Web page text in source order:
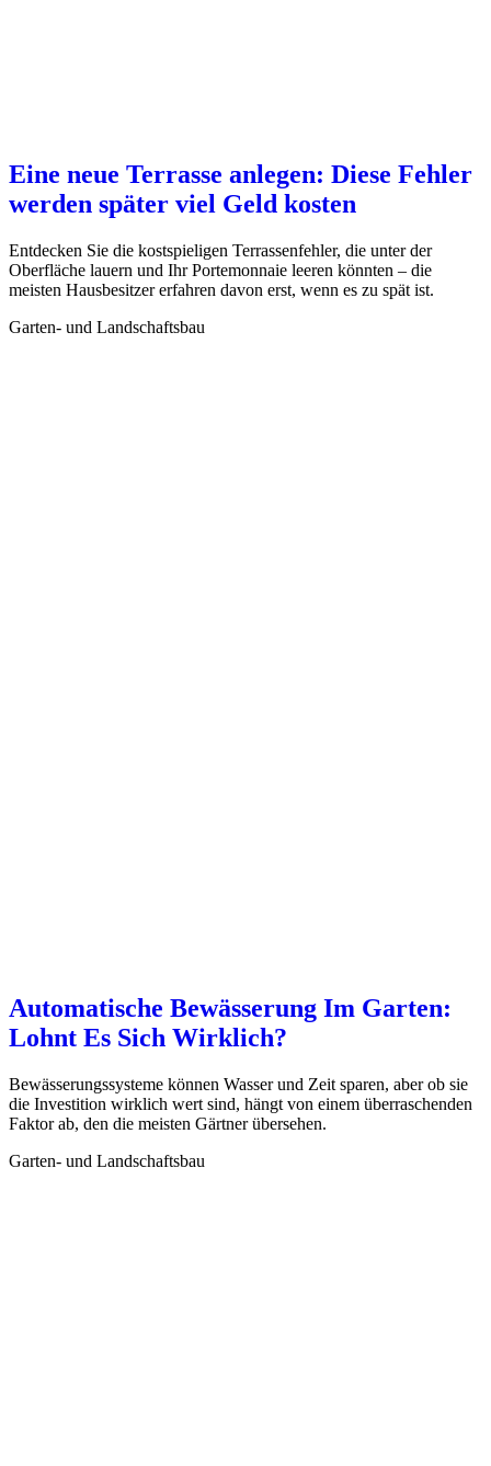
Eine neue Terrasse anlegen: Diese Fehler
werden später viel Geld kosten
Entdecken Sie die kostspieligen Terrassenfehler, die unter der
Oberfläche lauern und Ihr Portemonnaie leeren könnten – die
meisten Hausbesitzer erfahren davon erst, wenn es zu spät ist.
Garten- und Landschaftsbau
Automatische Bewässerung Im Garten:
Lohnt Es Sich Wirklich?
Bewässerungssysteme können Wasser und Zeit sparen, aber ob sie
die Investition wirklich wert sind, hängt von einem überraschenden
Faktor ab, den die meisten Gärtner übersehen.
Garten- und Landschaftsbau